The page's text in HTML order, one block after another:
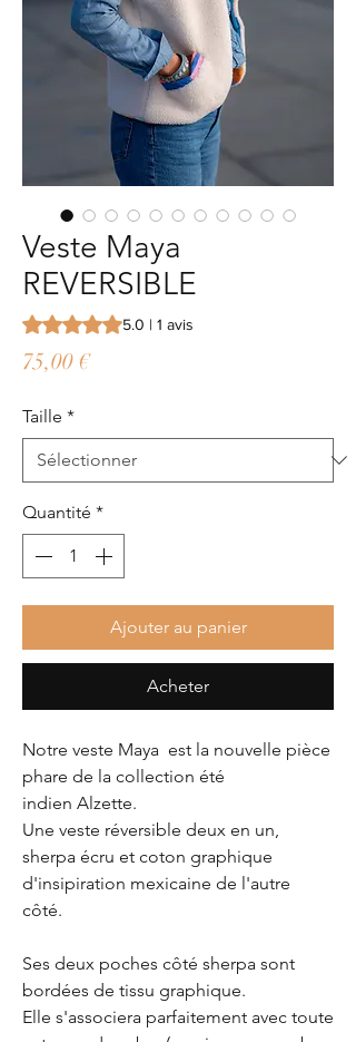
Veste Maya
REVERSIBLE
La note est de 5.0 sur cinq étoiles selon 1
5.0 | 1 avis
75,00 €Prix
Taille *
Quantité *
Ajouter au panier
Acheter
Notre veste Maya est la nouvelle pièce
phare de la collection été
indien Alzette.
Une veste réversible deux en un,
sherpa écru et coton graphique
d'insipiration mexicaine de l'autre
côté.
Ses deux poches côté sherpa sont
bordées de tissu graphique.
Elle s'associera parfaitement avec toute